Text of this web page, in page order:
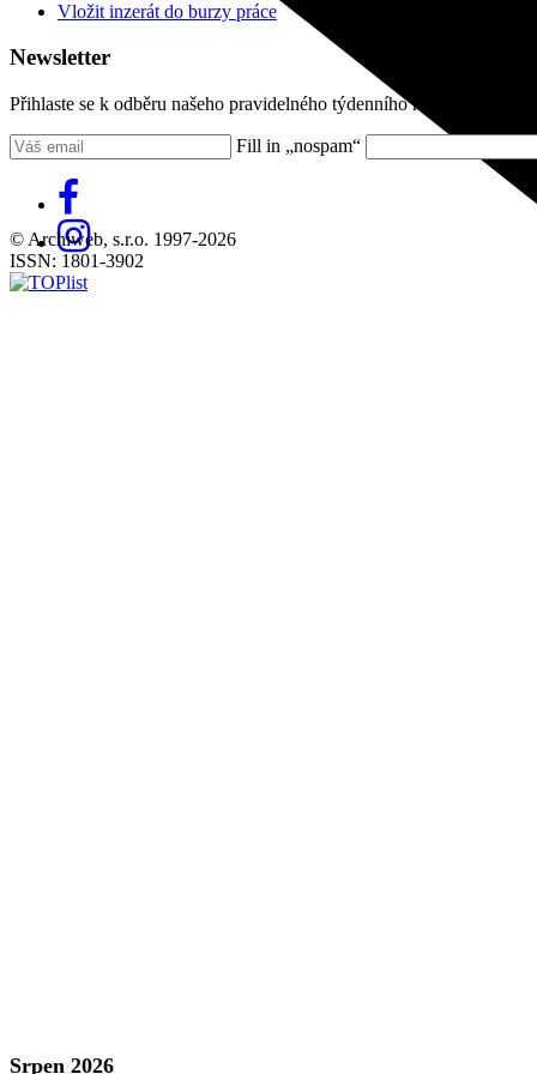
Srpen 2026
Vložit inzerát do burzy práce
Newsletter
Přihlaste se k odběru našeho pravidelného týdenního newsletteru:
Fill in „nospam“
© Archiweb, s.r.o. 1997-2026
ISSN: 1801-3902